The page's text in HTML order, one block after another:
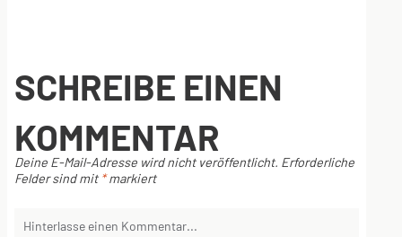
SCHREIBE EINEN
KOMMENTAR
Deine E-Mail-Adresse wird nicht veröffentlicht. Erforderliche
Felder sind mit *markiert